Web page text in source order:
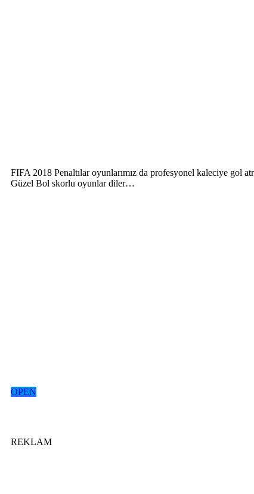
FIFA 2018 Penaltılar oyunlarımız da profesyonel kaleciye gol
Güzel Bol skorlu oyunlar diler…
OPEN
REKLAM